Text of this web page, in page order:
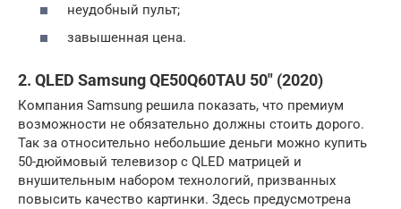
неудобный пульт;
завышенная цена.
2. QLED Samsung QE50Q60TAU 50″ (2020)
Компания Samsung решила показать, что премиум
возможности не обязательно должны стоить дорого.
Так за относительно небольшие деньги можно купить
50-дюймовый телевизор с QLED матрицей и
внушительным набором технологий, призванных
повысить качество картинки. Здесь предусмотрена